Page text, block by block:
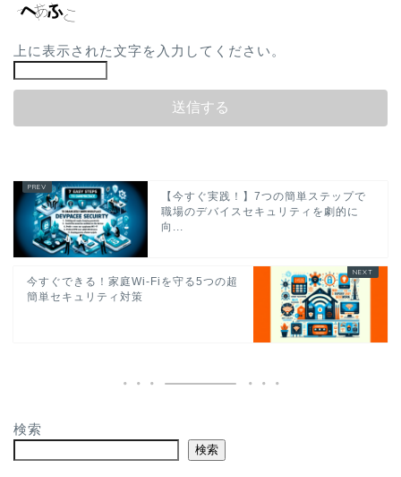
上に表示された文字を入力してください。
【今すぐ実践！】7つの簡単ステップで
職場のデバイスセキュリティを劇的に
向...
今すぐできる！家庭Wi-Fiを守る5つの超
簡単セキュリティ対策
検索
検索